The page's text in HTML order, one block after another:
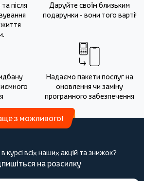
після
Даруйте своїм близьким
подарунки - вони того варті!
Надаємо пакети послуг на
оновлення чи заміну
програмного забезпечення
з можливого!
курсі всіх наших акцій та знижок?
на розсилку